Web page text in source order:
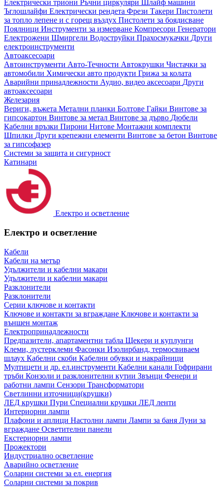
Електрически триони Ръчни циркуляри
Шлайф машини
Ъглошлайфи Електрически рендета Фрези Такери Пистолети
за топло лепене и с горещ въздух Пистолети за боядисване
Поялници Инструменти за измерване Компресори Генератори
Електрожени Шмиргели Водоструйки Прахосмукачки Други
електроинструменти
Автоаксесоари
Автоинструменти Авто-Течности Автокрушки Чистачки за
автомобили Химически авто продукти Грижа за колата
Аварийни принадлежности Аудио, видео аксесоари Други
автоаксесоари
Железария
Вериги, въжета Метални планки Болтове Гайки Винтове за
гипсокартон Винтове за метал Винтове за дърво Дюбели
Кабелни връзки Пирони Нитове Монтажни комплекти
Шпилки Други крепежни елементи Винтове за бетон Винтове
за гипсофазер
Системи за защита и сигурност
Катинари
Електро и осветление
Електро и осветление
Кабели
Кабели на метър
Удължители и кабелни макари
Удължители и кабелни макари
Разклонители
Разклонители
Серии ключове и контакти
Ключове и контакти за вграждане Ключове и контакти за
външен монтаж
Електропринадлежности
Предпазители, апартаментни табла Щекери и куплунги
Клеми, лустерклеми Фасонки Изолирбанд, термосвиваем
шлаух Кабелни скоби Кабелни обувки и накрайници
Мултицети и др. ел.инструменти Кабелни канали Гофрирани
тръби Конзоли и разклонителни кутии Звънци Фенери и
работни лампи Сензори Трансформатори
Светлинни източници(крушки)
ЛЕД крушки Пури Специални крушки ЛЕД ленти
Интериорни лампи
Плафони и аплици Настолни лампи Лампи за баня Луни за
вграждане Осветителни панели
Екстериорни лампи
Прожектори
Индустриално осветление
Аварийно осветление
Соларни системи за ел. енергия
Соларни системи за покрив